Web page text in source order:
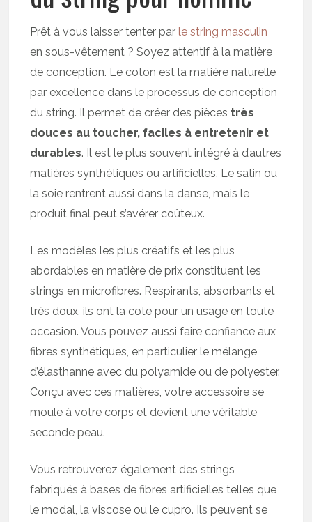
Prêt à vous laisser tenter par le string masculin
en sous-vêtement ? Soyez attentif à la matière
de conception. Le coton est la matière naturelle
par excellence dans le processus de conception
du string. Il permet de créer des pièces très
douces au toucher, faciles à entretenir et
durables. Il est le plus souvent intégré à d’autres
matières synthétiques ou artificielles. Le satin ou
la soie rentrent aussi dans la danse, mais le
produit final peut s’avérer coûteux.
Les modèles les plus créatifs et les plus
abordables en matière de prix constituent les
strings en microfibres. Respirants, absorbants et
très doux, ils ont la cote pour un usage en toute
occasion. Vous pouvez aussi faire confiance aux
fibres synthétiques, en particulier le mélange
d’élasthanne avec du polyamide ou de polyester.
Conçu avec ces matières, votre accessoire se
moule à votre corps et devient une véritable
seconde peau.
Vous retrouverez également des strings
fabriqués à bases de fibres artificielles telles que
le modal, la viscose ou le cupro. Ils peuvent se